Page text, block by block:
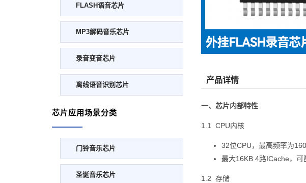
FLASH语音芯片
MP3解码音乐芯片
录音变音芯片
离线语音识别芯片
芯片应用场景分类
门铃音乐芯片
圣诞音乐芯片
产品详情
一、 芯片内部特性
1.1 CPU内核
32位CPU，最高频率为
最大16KB 4路ICache，
1.2 存储